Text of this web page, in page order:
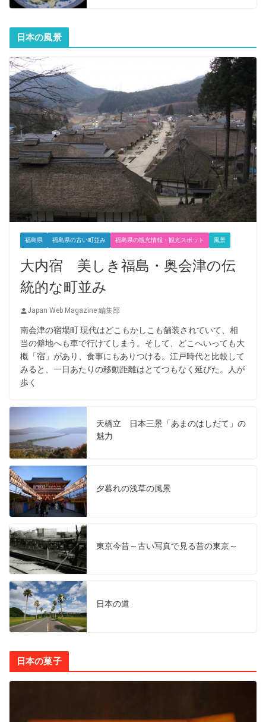
日本の風景
福島県 福島県の古い町並み 福島県の観光情報・観光スポット 風景
大内宿 美しき福島・奥会津の伝
統的な町並み
Japan Web Magazine 編集部
南会津の宿場町 現代はどこもかしこも舗装されていて、相
当の僻地へも車で行けてしまう。そして、どこへいっても大
概「宿」があり、食事にもありつける。江戸時代と比較して
みると、一日あたりの移動距離はとてつもなく延びた。人が
歩く
天橋立 日本三景「あまのはしだて」の
魅力
夕暮れの浅草の風景
東京今昔～古い写真で見る昔の東京～
日本の道
日本の菓子